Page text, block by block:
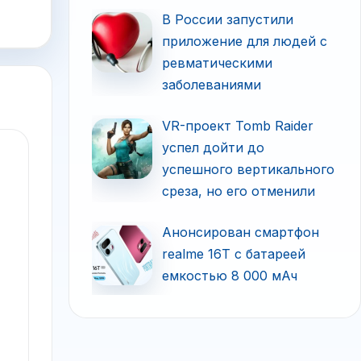
В России запустили
приложение для людей с
ревматическими
заболеваниями
VR-проект Tomb Raider
успел дойти до
успешного вертикального
среза, но его отменили
Анонсирован смартфон
realme 16T с батареей
емкостью 8 000 мАч